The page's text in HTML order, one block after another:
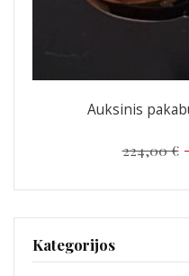
Auksinis
224,00 €
Kategorijos